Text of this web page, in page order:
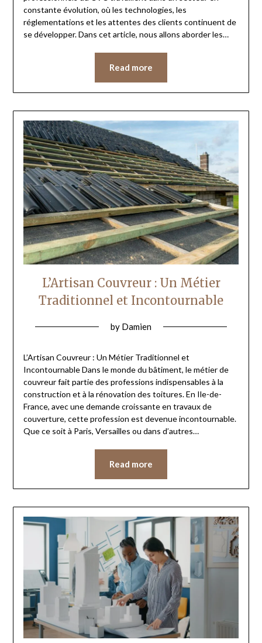
constante évolution, où les technologies, les
réglementations et les attentes des clients continuent de
se développer. Dans cet article, nous allons aborder les…
Read more
L’Artisan Couvreur : Un Métier
Traditionnel et Incontournable
by Damien
L’Artisan Couvreur : Un Métier Traditionnel et
Incontournable Dans le monde du bâtiment, le métier de
couvreur fait partie des professions indispensables à la
construction et à la rénovation des toitures. En Ile-de-
France, avec une demande croissante en travaux de
couverture, cette profession est devenue incontournable.
Que ce soit à Paris, Versailles ou dans d’autres…
Read more